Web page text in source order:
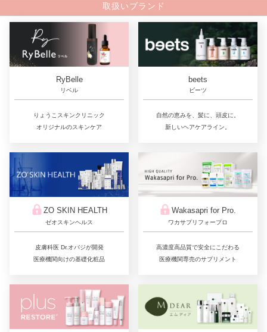
取扱いブランド
RyBelle
リベル
りょうこスキンクリニック
オリジナルのスキンケア
beets
ビーツ
自然の恵みを、髪に、頭皮に。
新しいヘアケアライン。
ZO SKIN HEALTH
ゼオスキンヘルス
皮膚科医 Dr.オバジが開発
医療機関向けの基礎化粧品
Wakasapri for Pro.
ワカサプリフォープロ
高濃度高品質で安全にこだわる
医療機関専売のサプリメント